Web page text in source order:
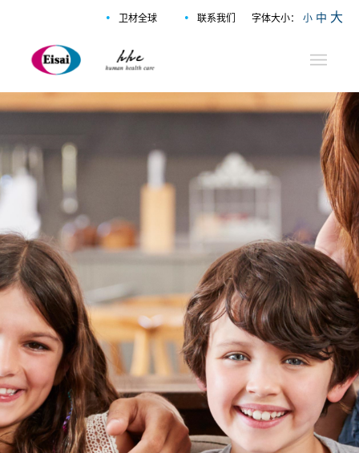
字体大小： 小 中 大
• 卫材全球 • 联系我们